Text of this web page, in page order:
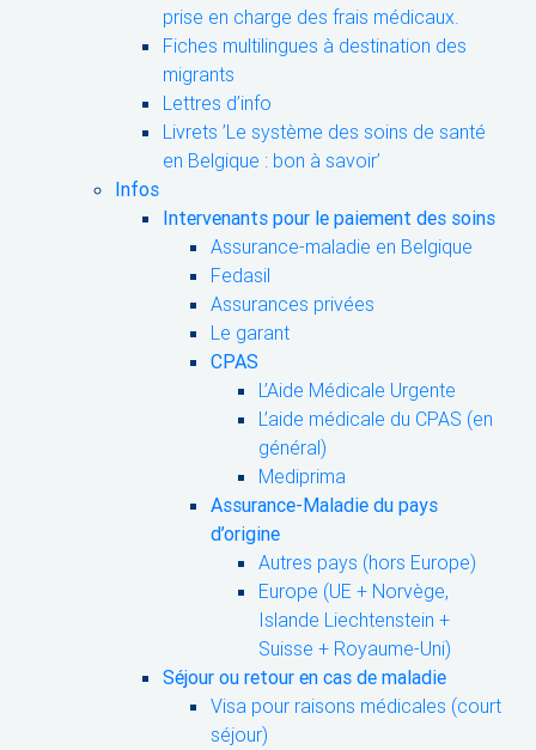
prise en charge des frais médicaux.
Fiches multilingues à destination des
migrants
Lettres d’info
Livrets ’Le système des soins de santé
en Belgique : bon à savoir’
Infos
Intervenants pour le paiement des soins
Assurance-maladie en Belgique
Fedasil
Assurances privées
Le garant
CPAS
L’Aide Médicale Urgente
L’aide médicale du CPAS (en
général)
Mediprima
Assurance-Maladie du pays
d’origine
Autres pays (hors Europe)
Europe (UE + Norvège,
Islande Liechtenstein +
Suisse + Royaume-Uni)
Séjour ou retour en cas de maladie
Visa pour raisons médicales (court
séjour)